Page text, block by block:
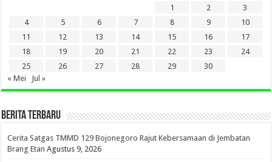
1
2
3
4
5 6 7 8 9
10
11
12 13 14 15 16
17
18
19 20 21 22 23
24
25
26 27 28 29
30
« Mei
Jul »
BERITA TERBARU
Cerita Satgas TMMD 129 Bojonegoro Rajut Kebersamaan di Jembatan
Brang Etan Agustus 9, 2026